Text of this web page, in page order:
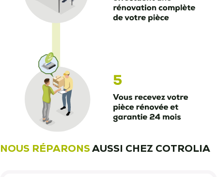
NOUS RÉPARONSAUSSI CHEZ COTROLIA